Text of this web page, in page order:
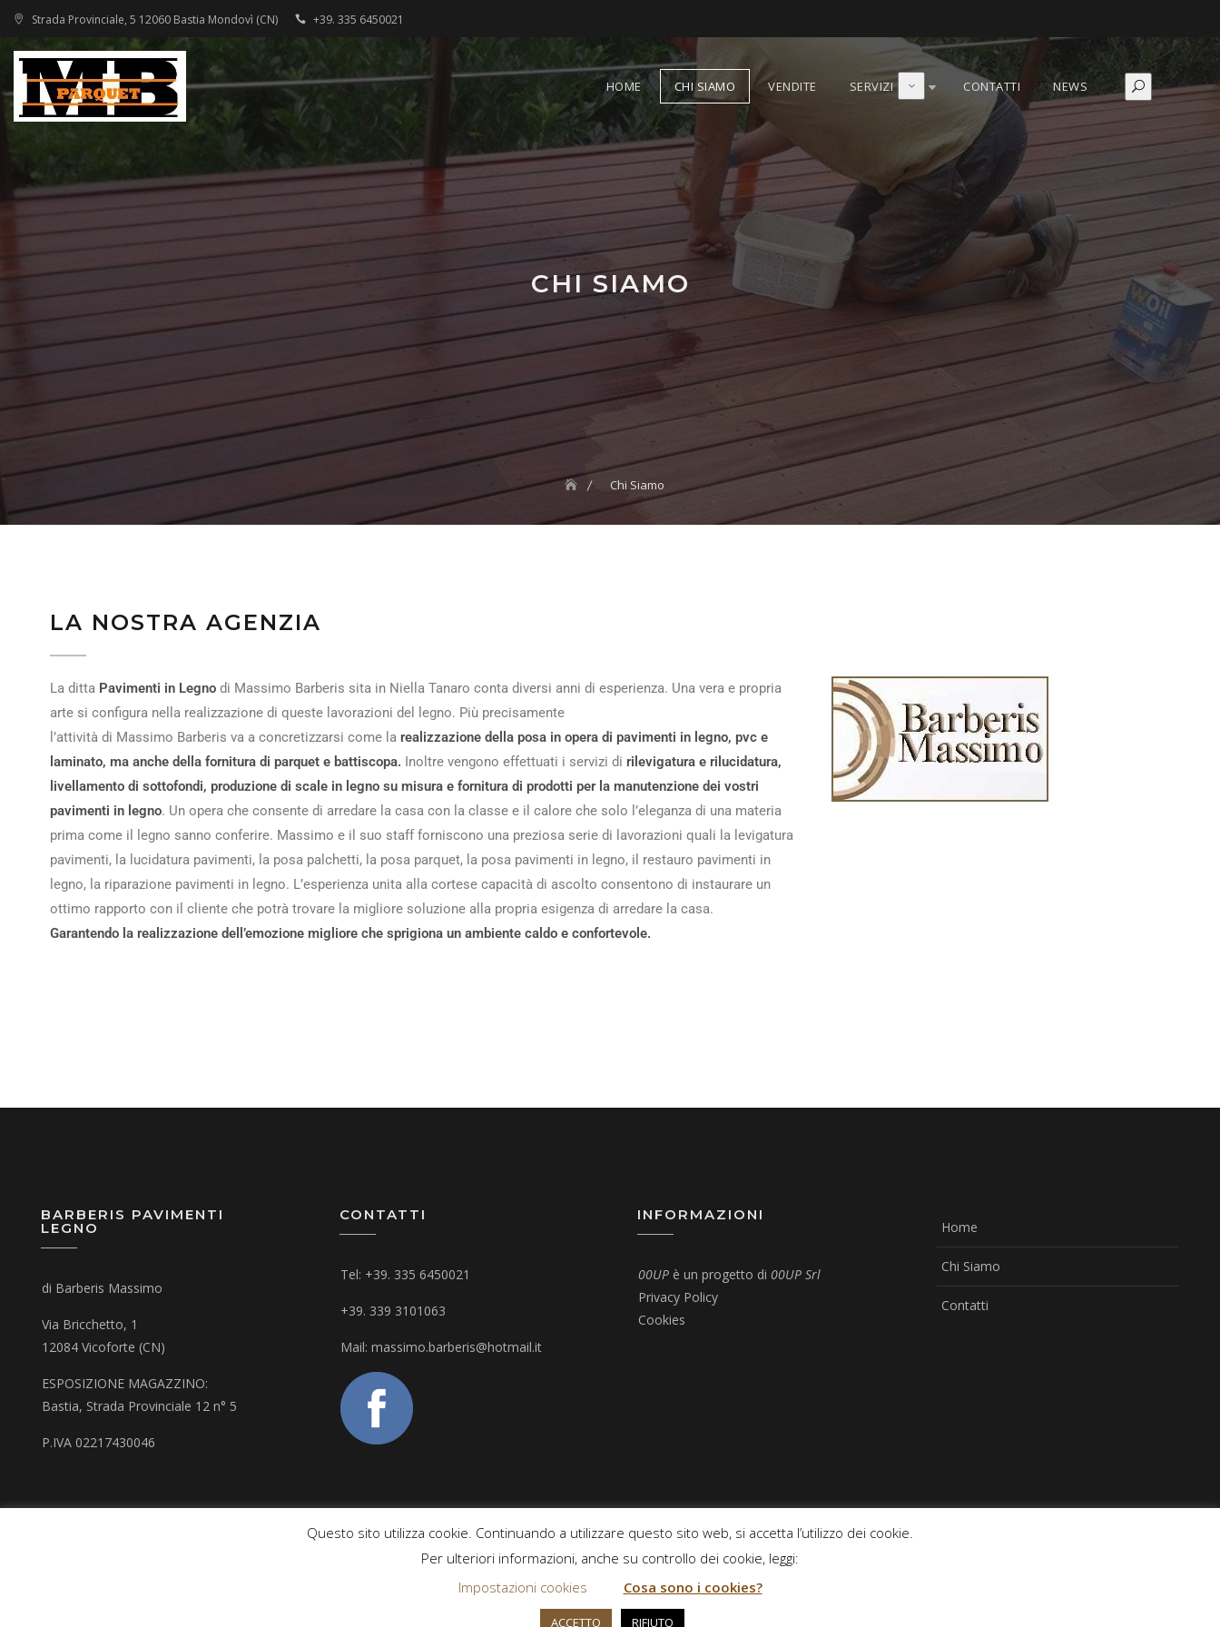
Strada Provinciale, 5 12060 Bastia Mondovì (CN) +39. 335 6450021
HOME CHI SIAMO VENDITE SERVIZI CONTATTI NEWS
CHI SIAMO
Chi Siamo
LA NOSTRA AGENZIA
La ditta Pavimenti in Legno di Massimo Barberis sita in Niella Tanaro conta diversi anni di esperienza. Una vera e propria
arte si configura nella realizzazione di queste lavorazioni del legno. Più precisamente
l’attività di Massimo Barberis va a concretizzarsi come la realizzazione della posa in opera di pavimenti in legno, pvc e
laminato, ma anche della fornitura di parquet e battiscopa. Inoltre vengono effettuati i servizi di rilevigatura e rilucidatura,
livellamento di sottofondi, produzione di scale in legno su misura e fornitura di prodotti per la manutenzione dei vostri
pavimenti in legno. Un opera che consente di arredare la casa con la classe e il calore che solo l’eleganza di una materia
prima come il legno sanno conferire. Massimo e il suo staff forniscono una preziosa serie di lavorazioni quali la levigatura
pavimenti, la lucidatura pavimenti, la posa palchetti, la posa parquet, la posa pavimenti in legno, il restauro pavimenti in
legno, la riparazione pavimenti in legno. L’esperienza unita alla cortese capacità di ascolto consentono di instaurare un
ottimo rapporto con il cliente che potrà trovare la migliore soluzione alla propria esigenza di arredare la casa.
Garantendo la realizzazione dell’emozione migliore che sprigiona un ambiente caldo e confortevole.
BARBERIS PAVIMENTI
LEGNO
di Barberis Massimo
Via Bricchetto, 1
12084 Vicoforte (CN)
ESPOSIZIONE MAGAZZINO:
Bastia, Strada Provinciale 12 n° 5
P.IVA 02217430046
CONTATTI
Tel: +39. 335 6450021
+39. 339 3101063
Mail: massimo.barberis@hotmail.it
INFORMAZIONI
00UP è un progetto di 00UP Srl
Privacy Policy
Cookies
Home
Chi Siamo
Contatti
COPYRIGHT © ALL RIGHTS RESERVED. POWERED BY
Questo sito utilizza cookie. Continuando a utilizzare questo sito web, si accetta l’utilizzo dei cookie.
Per ulteriori informazioni, anche su controllo dei cookie, leggi:
Impostazioni cookies
Cosa sono i cookies?
ACCETTO RIFIUTO